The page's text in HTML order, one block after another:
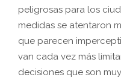
peligrosas para los
medidas se atentaron
que parecen
van cada vez más
decisiones que son